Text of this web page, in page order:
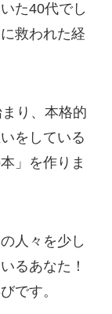
た40代でし
救われた経
り、本格的
をしている
」を作りま
人々を少し
るあなた！
です。